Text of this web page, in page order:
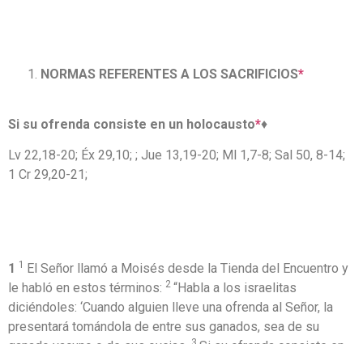
NORMAS REFERENTES A LOS SACRIFICIOS*
Si su ofrenda consiste en un holocausto*♦
Lv 22,18-20; Éx 29,10; ; Jue 13,19-20; Ml 1,7-8; Sal 50, 8-14;
1 Cr 29,20-21;
1 1 El Señor llamó a Moisés desde la Tienda del Encuentro y
le habló en estos términos: 2 “Habla a los israelitas
diciéndoles: ‘Cuando alguien lleve una ofrenda al Señor, la
presentará tomándola de entre sus ganados, sea de su